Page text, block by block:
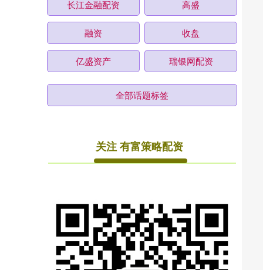
长江金融配资 高盛
融资 收盘
亿盛资产 瑞银网配资
全部话题标签
关注 有富策略配资